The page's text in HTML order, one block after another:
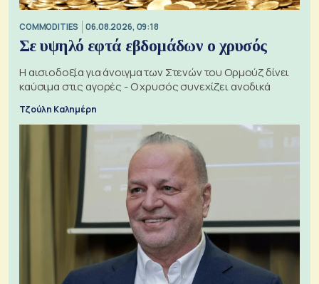
COMMODITIES 06.08.2026, 09:18
Σε υψηλό εφτά εβδομάδων ο χρυσός
Η αισιοδοξία για άνοιγμα των Στενών του Ορμούζ δίνει
καύσιμα στις αγορές - Ο χρυσός συνεχίζει ανοδικά
Τζούλη Καλημέρη